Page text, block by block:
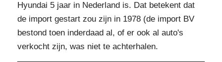
Hyundai 5 jaar in Nederland is. Dat betekent dat
de import gestart zou zijn in 1978 (de import BV
bestond toen inderdaad al, of er ook al auto's
verkocht zijn, was niet te achterhalen.